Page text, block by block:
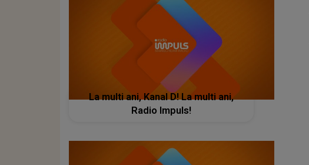
La multi ani, Kanal D! La multi ani,
Radio Impuls!